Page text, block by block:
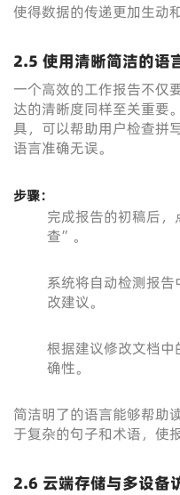
使得数据的传递更加生动
2.5 使用清晰简洁的语
一个高效的工作报告不仅
达的清晰度同样至关重要
具，可以帮助用户检查拼
语言准确无误。
步骤：
完成报告的初稿后
查”。
系统将自动检测报
改建议。
根据建议修改文档
确性。
简洁明了的语言能够帮助
于复杂的句子和术语，使
2.6 云端存储与多设备